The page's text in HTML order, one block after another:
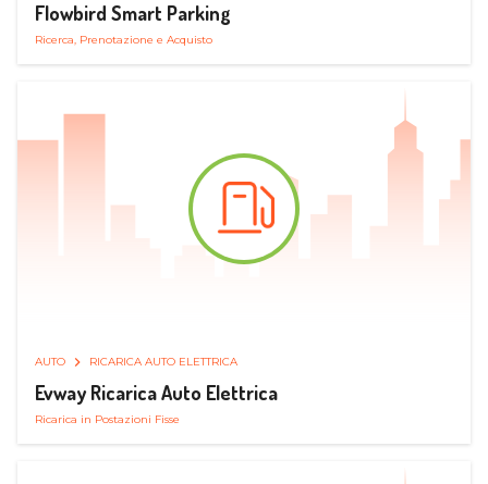
Flowbird Smart Parking
Ricerca, Prenotazione e Acquisto
AUTO RICARICA AUTO ELETTRICA
Evway Ricarica Auto Elettrica
Ricarica in Postazioni Fisse